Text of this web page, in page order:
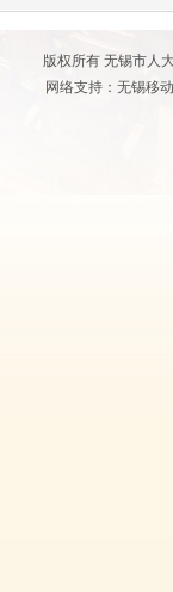
版权所有 无锡市人
网络支持：无锡移